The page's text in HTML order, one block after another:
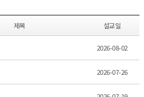
제목 설교일
2026-08-02
2026-07-26